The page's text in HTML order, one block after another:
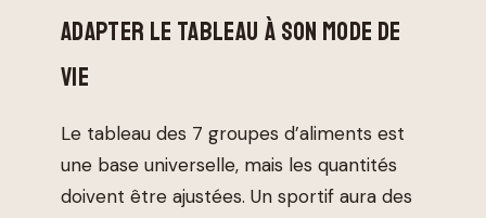
ADAPTER LE TABLEAU À SON MODE DE
VIE
Le tableau des 7 groupes d’aliments est
une base universelle, mais les quantités
doivent être ajustées. Un sportif aura des